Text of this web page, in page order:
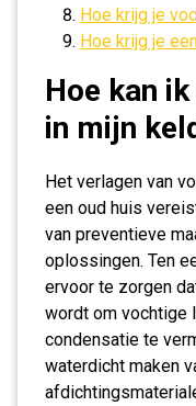
Hoe krijg je
Hoe krijg je
Hoe kan
in mijn
Het verlagen van
een oud huis
van preventieve
oplossingen. Ten
ervoor te zorgen
wordt om vochtige
condensatie te
waterdicht maken